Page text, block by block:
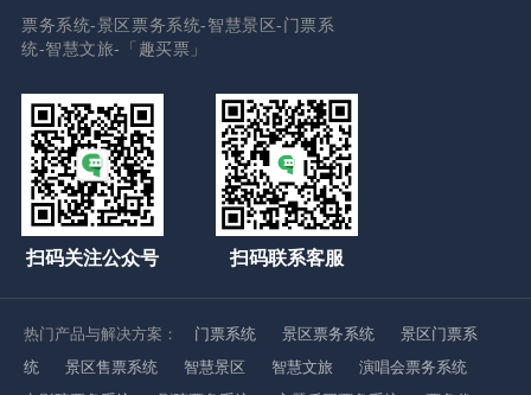
票务系统-景区票务系统-智慧景区-门票系
统-智慧文旅-「趣买票」
扫码关注公众号 扫码联系客服
热门产品与解决方案： 门票系统 景区票务系统
景区门票系
统
景区售票系统 智慧景区 智慧文旅
演唱会票务系统